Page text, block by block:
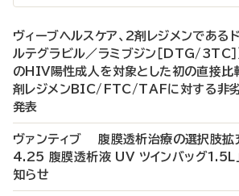
ヴィーブヘルスケア、2剤レジメンである
ルテグラビル／ラミブジン［DTG/3TC］
のHIV陽性成人を対象とした初の直接比
剤レジメンBIC/FTC/TAFに対する非劣
発表
ヴァンティブ 腹膜透析治療の選択肢拡
4.25 腹膜透析液 UV ツインバッグ1.5L
知らせ